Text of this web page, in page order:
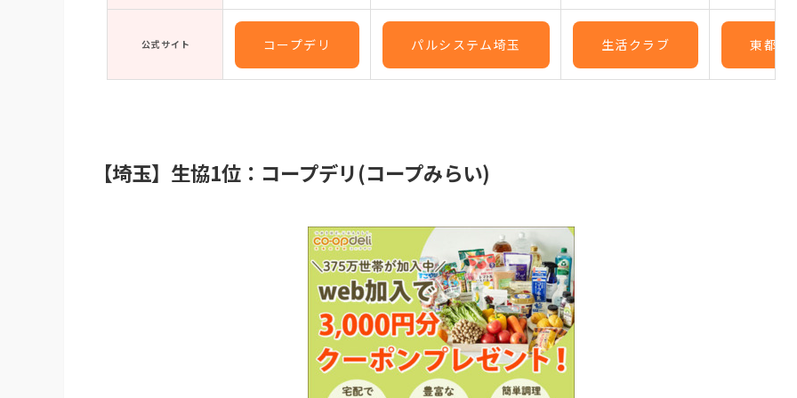
公式サイト コープデリ パルシステム埼玉 生活クラブ 東都生
【埼玉】生協1位：コープデリ(コープみらい)